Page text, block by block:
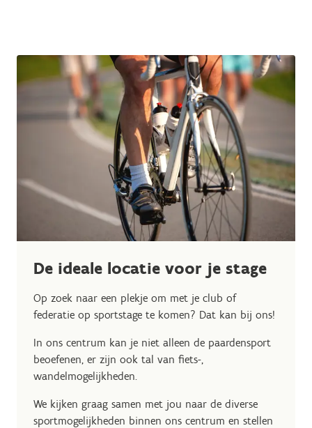
De ideale locatie voor je stage
Op zoek naar een plekje om met je club of
federatie op sportstage te komen? Dat kan bij ons!
In ons centrum kan je niet alleen de paardensport
beoefenen, er zijn ook tal van fiets-,
wandelmogelijkheden.
We kijken graag samen met jou naar de diverse
sportmogelijkheden binnen ons centrum en stellen